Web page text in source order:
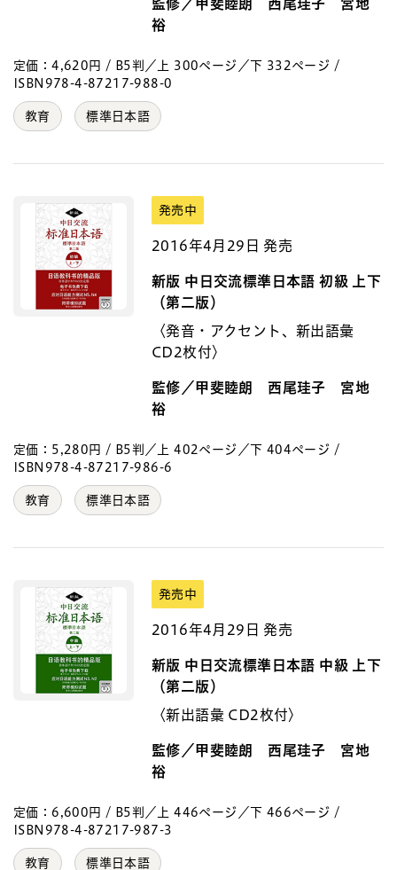
監修／甲斐睦朗 西尾珪子 宮地
裕
定価：4,620円 / B5判／上 300ページ／下 332ページ /
ISBN978-4-87217-988-0
教育 標準日本語
発売中
2016年4月29日 発売
新版 中日交流標準日本語 初級 上下
（第二版）
〈発音・アクセント、新出語彙
CD2枚付〉
監修／甲斐睦朗 西尾珪子 宮地
裕
定価：5,280円 / B5判／上 402ページ／下 404ページ /
ISBN978-4-87217-986-6
教育 標準日本語
発売中
2016年4月29日 発売
新版 中日交流標準日本語 中級 上下
（第二版）
〈新出語彙 CD2枚付〉
監修／甲斐睦朗 西尾珪子 宮地
裕
定価：6,600円 / B5判／上 446ページ／下 466ページ /
ISBN978-4-87217-987-3
教育 標準日本語